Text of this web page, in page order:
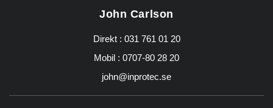
John Carlson
Direkt : 031 761 01 20
Mobil : 0707-80 28 20
john@inprotec.se